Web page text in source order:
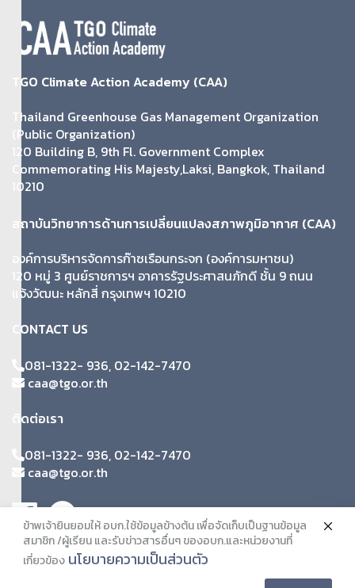
หากสงสัยว่ากิจกรรมที่ทำอยู่สามารถนำมาคำนวณปริมาณการลด
ก๊าซเรือนกระจกได้หรือไม่ หรือกิจกรรมใดบ้างที่สามารถนำมาร่วม
โครงการ LESS ได้บ้าง ท่านจะหาคำตอบได้ในหลักสูตรนี้ และเมื่อ
ละ 70 ขึ้นไปจะได้รับใบประกาศนียบัตร (CERTIFICATE)
สอบถามรายละเอียดเพิ่มเติมเกี่ยวกับโครงการ
สมัครเข้าร่วมโครงการ LESSได้ที่ :
http://ghgreduction.tgo.or.th/th/less.html
ติดตามข่าวสารหรือกิจกรรมดีๆได้ที่ :
CAA Climate Action Academy
TGO Climate Action Academy (CAA)
Thailand Greenhouse Gas Management Organization
(Public Organization)
120 Building B, 9th Fl. Government Complex
Commemorating His Majesty,Laksi, Bangkok, Thailand
10210
สถาบันวิทยาการด้านการเปลี่ยนแปลงสภาพภูมิอากาศ (CAA)
องค์การบริหารจัดการก๊าซเรือนกระจก (องค์การมหาชน)
120 หมู่ 3 ศูนย์ราชการฯ อาคารรัฐประศาสนภักดี ชั้น 9 ถนน
แจ้งวัฒนะ หลักสี่ กรุงเทพฯ 10210
CONTACT US
081-1322- 936, 02-142-7470
caa@tgo.or.th
ติดต่อเรา
081-1322- 936, 02-142-7470
caa@tgo.or.th
ข้าพเจ้ายินยอมให้ อบก.ใช้ข้อมูลข้างต้น เพื่อจัดเก็บเป็นฐานข้อมูล
สมาชิก /ผู้เรียน และรับข่าวสารอื่นๆ ของอบก.และหน่วยงานที่
เกี่ยวข้อง นโยบายความเป็นส่วนตัว